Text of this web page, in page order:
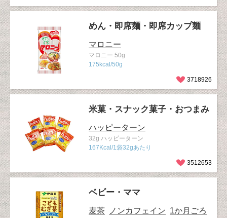
めん・即席麺・即席カップ麺
マロニー
マロニー 50g
175kcal/50g
3718926
米菓・スナック菓子・おつまみ
ハッピーターン
32g ハッピーターン
167Kcal/1袋32gあたり
3512653
ベビー・ママ
麦茶 ノンカフェイン 1か月ごろ